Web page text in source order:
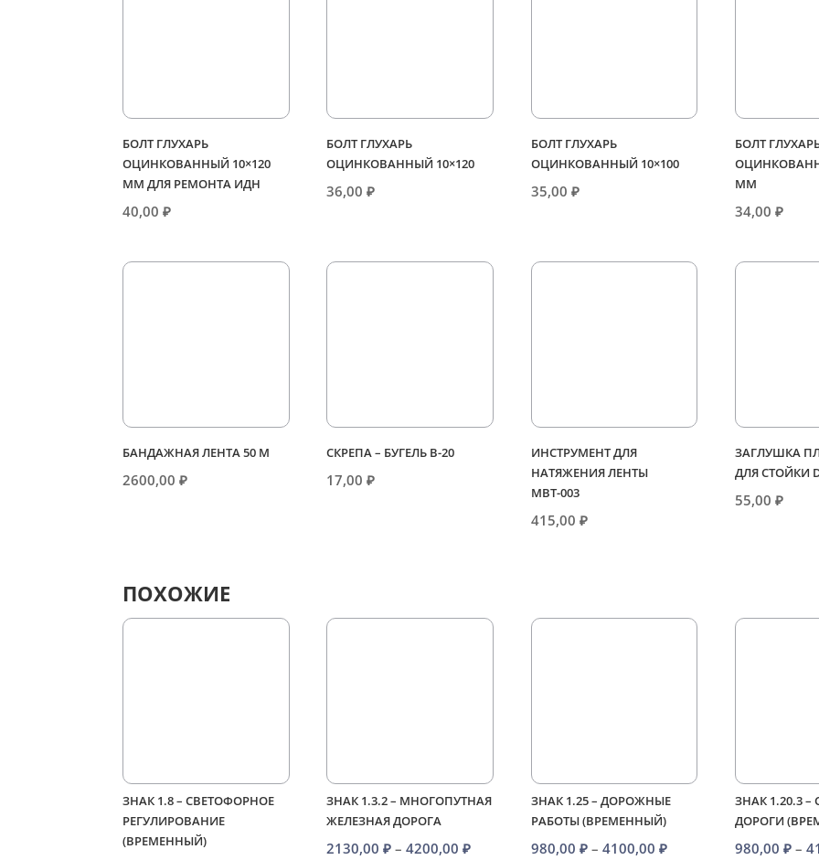
БОЛТ ГЛУХАРЬ
ОЦИНКОВАННЫЙ 10×120
ММ ДЛЯ РЕМОНТА ИДН
40,00₽
БОЛТ ГЛУХАРЬ
ОЦИНКОВАННЫЙ 10×120
36,00₽
БОЛТ ГЛУХАРЬ
ОЦИНКОВАННЫЙ 10×100
35,00 ₽
БОЛТ
ММ
34,00 ₽
БАНДАЖНАЯ ЛЕНТА 50 М
2600,00₽
СКРЕПА – БУГЕЛЬ В-20
17,00₽
ИНСТРУМЕНТ ДЛЯ
НАТЯЖЕНИЯ ЛЕНТЫ
МВТ-003
415,00 ₽
ЗАГЛУШКА
ДЛЯ СТОЙКИ
55,00 ₽
ПОХОЖИЕ
ЗНАК 1.8 – СВЕТОФОРНОЕ
РЕГУЛИРОВАНИЕ
(ВРЕМЕННЫЙ)
ЗНАК 1.3.2 – МНОГОПУТНАЯ
ЖЕЛЕЗНАЯ ДОРОГА
2130,00₽ – 4200,00₽Диапазон
ЗНАК 1.25 – ДОРОЖНЫЕ
РАБОТЫ (ВРЕМЕННЫЙ)
980,00 ₽ – 4100,00 ₽Диапазон
ЗНАК 1.20.3
ДОРОГИ
980,00 ₽ –